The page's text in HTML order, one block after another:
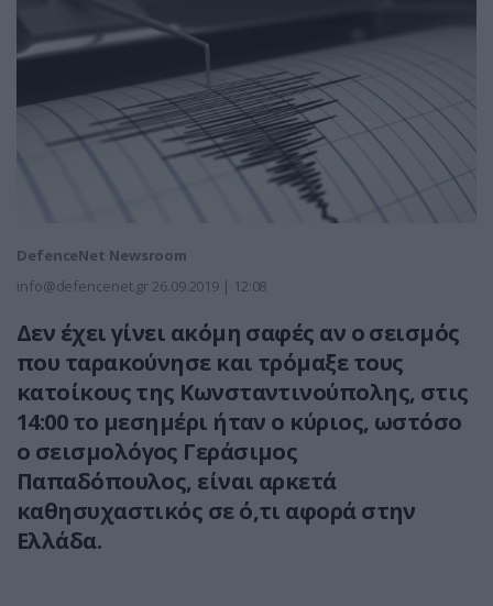
DefenceNet Newsroom
info@defencenet.gr 26.09.2019 | 12:08
Δεν έχει γίνει ακόμη σαφές αν ο σεισμός
που ταρακούνησε και τρόμαξε τους
κατοίκους της Κωνσταντινούπολης, στις
14:00 το μεσημέρι ήταν ο κύριος, ωστόσο
ο σεισμολόγος Γεράσιμος
Παπαδόπουλος, είναι αρκετά
καθησυχαστικός σε ό,τι αφορά στην
Ελλάδα.